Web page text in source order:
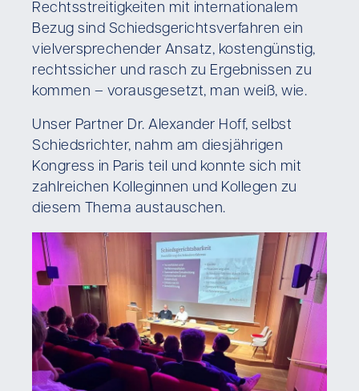
Rechtsstreitigkeiten mit internationalem
Bezug sind Schiedsgerichtsverfahren ein
vielversprechender Ansatz, kostengünstig,
rechtssicher und rasch zu Ergebnissen zu
kommen – vorausgesetzt, man weiß, wie.
Unser Partner Dr. Alexander Hoff, selbst
Schiedsrichter, nahm am diesjährigen
Kongress in Paris teil und konnte sich mit
zahlreichen Kolleginnen und Kollegen zu
diesem Thema austauschen.